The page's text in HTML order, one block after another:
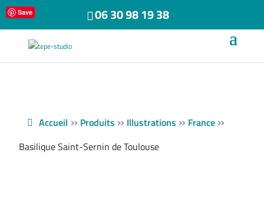
06 30 98 19 38
Save
Accueil » Produits » Illustrations » France »
Basilique Saint-Sernin de Toulouse